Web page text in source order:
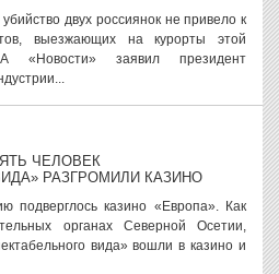
двух россиянок не привело к
выезжающих на курорты этой
заявил президент
ЧЕЛОВЕК
РАЗГРОМИЛИ КАЗИНО
подверглось казино «Европа». Как
органах Северной Осетии,
вида» вошли в казино и